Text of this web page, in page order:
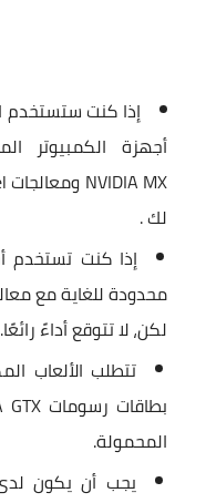
إذا كنت ستستخدم
أجهزة الكمبيوتر
لك .
إذا كنت تستخدم
لكن، لا تتوقع أداءً رائعًا.
تتطلب الألعاب
المحمولة.
يجب أن يكون